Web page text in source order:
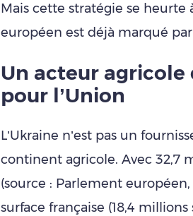
Mais cette stratégie se
européen est déjà marqué
Un acteur agricole
pour l’Union
L’Ukraine n’est pas un
continent agricole. Avec 32,7
(source : Parlement
surface française (18,4